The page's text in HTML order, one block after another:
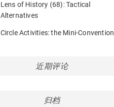
Lens of History (68): Tactical
Alternatives
Circle Activities: the Mini-Convention
近期评论
归档